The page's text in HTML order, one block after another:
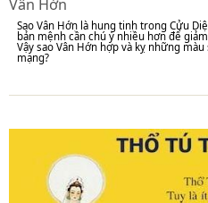
Vân Hớn
Sao Vân Hớn là hung tinh trong Cửu
bản mệnh cần chú ý nhiều hơn để
Vậy sao Vân Hớn hợp và kỵ những
mạng?